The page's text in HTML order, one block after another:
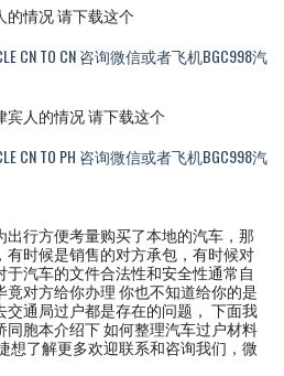
的情况 请下载这个
CN TO CN 咨询微信或者飞机BGC998汽
人的情况 请下载这个
CN TO PH 咨询微信或者飞机BGC998汽
行方便考量购买了本地的汽车，那
时候是销售的对方承包，有时候对
汽车的文件合法性和安全性通常自
对方给你办理 你也不知道给你的是
通局过户都是存在的问题， 下面我
胞本介绍下 如何整理汽车过户材料
想了解更多欢迎联系和咨询我们，微